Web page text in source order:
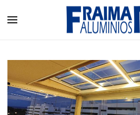
Skip to main content